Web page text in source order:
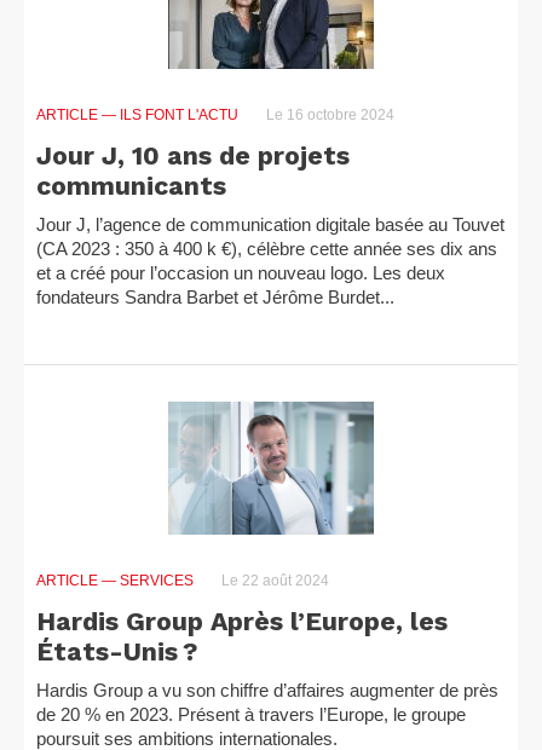
ARTICLE — ILS FONT L'ACTU Le 16 octobre 2024
Jour J, 10 ans de projets
communicants
Jour J, l’agence de communication digitale basée au Touvet
(CA 2023 : 350 à 400 k €), célèbre cette année ses dix ans
et a créé pour l’occasion un nouveau logo. Les deux
fondateurs Sandra Barbet et Jérôme Burdet...
ARTICLE — SERVICES Le 22 août 2024
Hardis Group Après l’Europe, les
États-Unis ?
Hardis Group a vu son chiffre d’affaires augmenter de près
de 20 % en 2023. Présent à travers l’Europe, le groupe
poursuit ses ambitions internationales.